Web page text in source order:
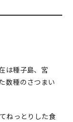
は種子島、宮
数種のさつまい
ねっとりした食